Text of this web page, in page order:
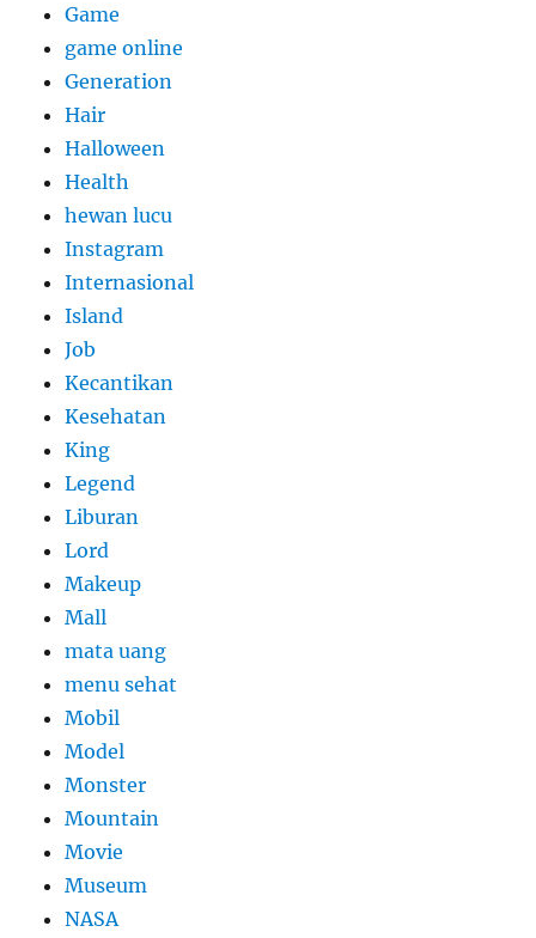
Game
game online
Generation
Hair
Halloween
Health
hewan lucu
Instagram
Internasional
Island
Job
Kecantikan
Kesehatan
King
Legend
Liburan
Lord
Makeup
Mall
mata uang
menu sehat
Mobil
Model
Monster
Mountain
Movie
Museum
NASA